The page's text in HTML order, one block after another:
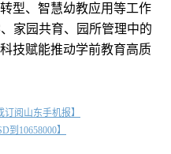
、智慧幼教应用等工作
家园共育、园所管理中的
技赋能推动学前教育高质
阅山东手机报】
到10658000】